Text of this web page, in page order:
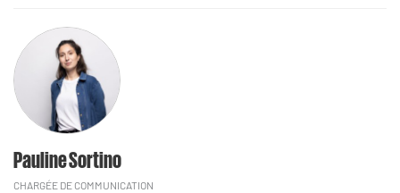
Pauline Sortino
CHARGÉE DE COMMUNICATION